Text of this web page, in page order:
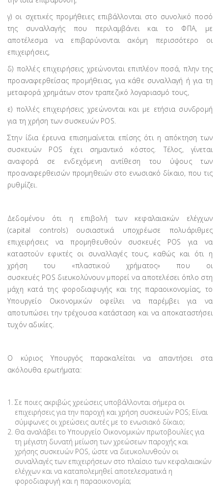
γ) οι σχετικές προμήθειες επιβάλλονται στο συνολικό ποσό
της συναλλαγής που περιλαμβάνει και το ΦΠΑ, με
αποτέλεσμα να επιβαρύνονται ακόμη περισσότερο οι
επιχειρήσεις,
δ) πολλές επιχειρήσεις χρεώνονται επιπλέον ποσά, πλην της
προαναφερθείσας προμήθειας, για κάθε συναλλαγή ή για τη
μεταφορά χρημάτων στον τραπεζικό λογαριασμό τους,
ε) πολλές επιχειρήσεις χρεώνονται και με ετήσια συνδρομή
για τη χρήση των συσκευών POS.
Στην ίδια έρευνα επισημαίνεται επίσης ότι η απόκτηση των
συσκευών POS έχει σημαντικό κόστος. Τέλος, γίνεται
αναφορά σε ενδεχόμενη αντίθεση του ύψους των
προαναφερθεισών προμηθειών στο ενωσιακό δίκαιο, που τις
ρυθμίζει.
Δεδομένου ότι η επιβολή των κεφαλαιακών ελέγχων
(capital controls) ουσιαστικά υποχρέωσε πολυάριθμες
επιχειρήσεις να προμηθευθούν συσκευές POS για να
καταστούν εφικτές οι συναλλαγές τους, καθώς και ότι η
χρήση του «πλαστικού χρήματος» που οι
συσκευές POS διευκολύνουν μπορεί να αποτελέσει όπλο στη
μάχη κατά της φοροδιαφυγής και της παραοικονομίας, το
Υπουργείο Οικονομικών οφείλει να παρέμβει για να
αποτυπώσει την τρέχουσα κατάσταση και να αποκαταστήσει
τυχόν αδικίες.
Ο κύριος Υπουργός παρακαλείται να απαντήσει στα
ακόλουθα ερωτήματα:
Σε ποιες ακριβώς χρεώσεις υποβάλλονται σήμερα οι
επιχειρήσεις για την παροχή και χρήση συσκευών POS; Είναι
σύμφωνες οι χρεώσεις αυτές με το ενωσιακό δίκαιο;
Θα αναλάβει το Υπουργείο Οικονομικών πρωτοβουλίες για
τη μέγιστη δυνατή μείωση των χρεώσεων παροχής και
χρήσης συσκευών POS, ώστε να διευκολυνθούν οι
συναλλαγές των επιχειρήσεων στο πλαίσιο των κεφαλαιακών
ελέγχων και να καταπολεμηθεί αποτελεσματικά η
φοροδιαφυγή και η παραοικονομία;